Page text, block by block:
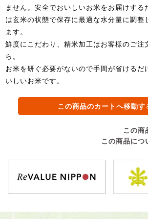
ません。安全でおいしいお米をお届けする
は玄米の状態で保存に最適な水分量に調整
ます。
鮮度にこだわり、精米加工はお客様のご注
ら。
お米を研ぐ必要がないので手間が省けるだ
いしいお米です。
この商品のカートへ移動す
この商
この商品につ